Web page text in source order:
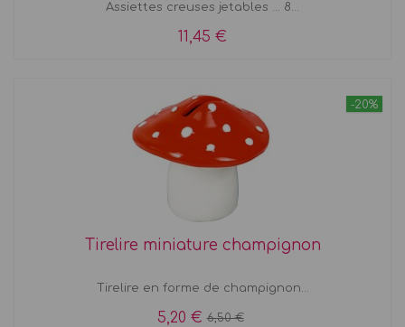
Assiettes creuses jetables ... 8...
11,45 €
-20%
Tirelire miniature champignon
Tirelire en forme de champignon...
5,20 €6,50 €